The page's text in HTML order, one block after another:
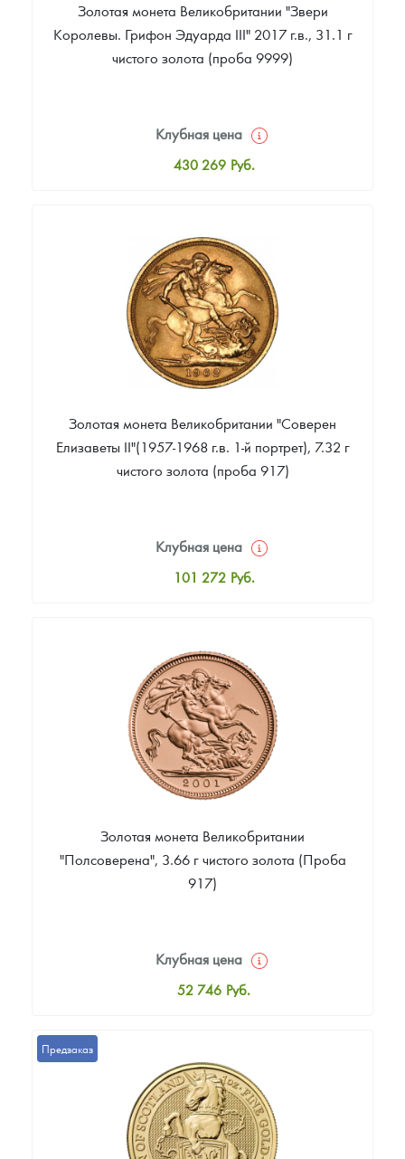
Золотая монета Великобритании "Звери
Королевы. Грифон Эдуарда III" 2017 г.в., 31.1 г
чистого золота (проба 9999)
Клубная цена
430 269 Руб.
Цена выкупа
374 692 Руб.
Золотая монета Великобритании "Соверен
Елизаветы II"(1957-1968 г.в. 1-й портрет), 7.32 г
чистого золота (проба 917)
Клубная цена
101 272 Руб.
Цена выкупа
81 862 Руб.
Золотая монета Великобритании
"Полсоверена", 3.66 г чистого золота (Проба
917)
Клубная цена
52 746 Руб.
Цена выкупа
40 931 Руб.
Предзаказ